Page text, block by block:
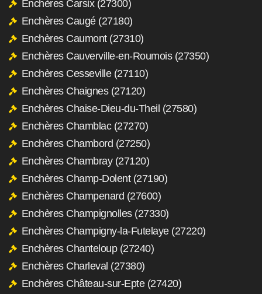
Enchères Carsix (27300)
Enchères Caugé (27180)
Enchères Caumont (27310)
Enchères Cauverville-en-Roumois (27350)
Enchères Cesseville (27110)
Enchères Chaignes (27120)
Enchères Chaise-Dieu-du-Theil (27580)
Enchères Chamblac (27270)
Enchères Chambord (27250)
Enchères Chambray (27120)
Enchères Champ-Dolent (27190)
Enchères Champenard (27600)
Enchères Champignolles (27330)
Enchères Champigny-la-Futelaye (27220)
Enchères Chanteloup (27240)
Enchères Charleval (27380)
Enchères Château-sur-Epte (27420)